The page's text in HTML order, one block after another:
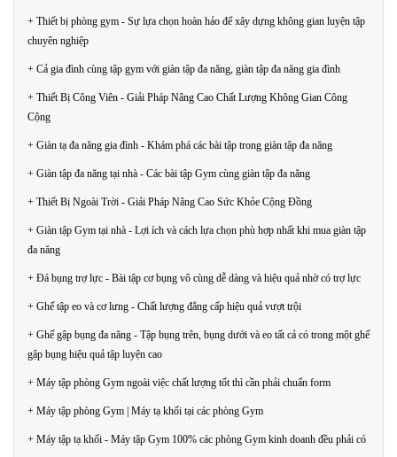
+ Thiết bị phòng gym - Sự lựa chọn hoàn hảo để xây dựng không gian luyện tập
chuyên nghiệp
+ Cả gia đình cùng tập gym với giàn tập đa năng, giàn tập đa năng gia đình
+ Thiết Bị Công Viên - Giải Pháp Nâng Cao Chất Lượng Không Gian Công
Cộng
+ Giàn tạ đa năng gia đình - Khám phá các bài tập trong giàn tập đa năng
+ Giàn tập đa năng tại nhà - Các bài tập Gym cùng giàn tập đa năng
+ Thiết Bị Ngoài Trời - Giải Pháp Nâng Cao Sức Khỏe Cộng Đồng
+ Giàn tập Gym tại nhà - Lợi ích và cách lựa chọn phù hợp nhất khi mua giàn tập
đa năng
+ Đá bụng trợ lực - Bài tập cơ bụng vô cùng dễ dàng và hiệu quả nhờ có trợ lực
+ Ghế tập eo và cơ lưng - Chất lượng đẳng cấp hiệu quả vượt trội
+ Ghế gập bụng đa năng - Tập bụng trên, bụng dưới và eo tất cả có trong một ghế
gập bụng hiệu quả tập luyện cao
+ Máy tập phòng Gym ngoài việc chất lượng tốt thì cần phải chuẩn form
+ Máy tập phòng Gym | Máy tạ khối tại các phòng Gym
+ Máy tập tạ khối - Máy tập Gym 100% các phòng Gym kinh doanh đều phải có